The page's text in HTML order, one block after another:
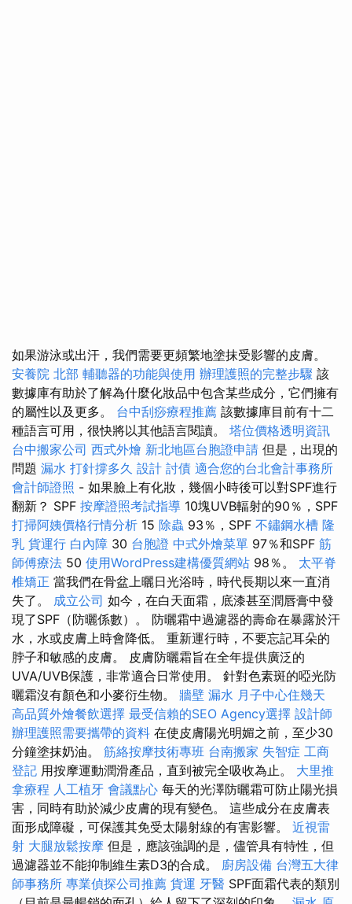
如果游泳或出汗，我們需要更頻繁地塗抹受影響的皮膚。
安養院 北部 輔聽器的功能與使用 辦理護照的完整步驟 該
數據庫有助於了解為什麼化妝品中包含某些成分，它們擁有
的屬性以及更多。 台中刮痧療程推薦 該數據庫目前有十二
種語言可用，很快將以其他語言閱讀。 塔位價格透明資訊
台中搬家公司 西式外燴 新北地區台胞證申請 但是，出現的
問題 漏水 打針撐多久 設計 討債 適合您的台北會計事務所
會計師證照 - 如果臉上有化妝，幾個小時後可以對SPF進行
翻新？ SPF 按摩證照考試指導 10塊UVB輻射的90％，SPF
打掃阿姨價格行情分析 15 除蟲 93％，SPF 不鏽鋼水槽 隆
乳 貨運行 白內障 30 台胞證 中式外燴菜單 97％和SPF 筋
師傅療法 50 使用WordPress建構優質網站 98％。 太平脊
椎矯正 當我們在骨盆上曬日光浴時，時代長期以來一直消
失了。 成立公司 如今，在白天面霜，底漆甚至潤唇膏中發
現了SPF（防曬係數）。 防曬霜中過濾器的壽命在暴露於汗
水，水或皮膚上時會降低。 重新運行時，不要忘記耳朵的
脖子和敏感的皮膚。 皮膚防曬霜旨在全年提供廣泛的
UVA/UVB保護，非常適合日常使用。 針對色素斑的啞光防
曬霜沒有顏色和小麥衍生物。 牆壁 漏水 月子中心住幾天
高品質外燴餐飲選擇 最受信賴的SEO Agency選擇 設計師
辦理護照需要攜帶的資料 在使皮膚陽光明媚之前，至少30
分鐘塗抹奶油。 筋絡按摩技術專班 台南搬家 失智症 工商
登記 用按摩運動潤滑產品，直到被完全吸收為止。 大里推
拿療程 人工植牙 會議點心 每天的光澤防曬霜可防止陽光損
害，同時有助於減少皮膚的現有變色。 這些成分在皮膚表
面形成障礙，可保護其免受太陽射線的有害影響。 近視雷
射 大腿放鬆按摩 但是，應該強調的是，儘管具有特性，但
過濾器並不能抑制維生素D3的合成。 廚房設備 台灣五大律
師事務所 專業偵探公司推薦 貨運 牙醫 SPF面霜代表的類別